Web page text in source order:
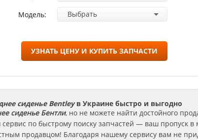
Модель: Выбрать
УЗНАТЬ ЦЕНУ И КУПИТЬ ЗАПЧАСТИ
сиденье Bentleyв Украине быстро и выгодно
сиденьеБентли, но не можете найти достойного
сервис по быстрому поиску запчастей — ваш пропуск
продавцом! Благодаря нашему сервису вам не